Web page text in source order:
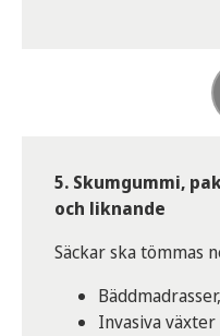
5. Skumgummi,
och liknande
Säckar ska tömmas
Invasiva